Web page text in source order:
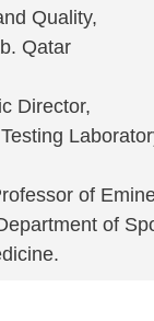
Quality,
Qatar
Director,
of
of